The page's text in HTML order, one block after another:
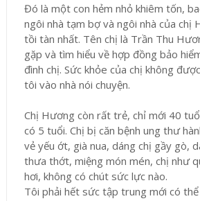
Đó là một con hẻm nhỏ khiêm tốn,
ngôi nhà tạm bợ và ngôi nhà của chị
tồi tàn nhất. Tên chị là Trần Thu
gặp và tìm hiểu về hợp đồng bảo
đình chị. Sức khỏe của chị không
tôi vào nhà nói chuyện.
Chị Hương còn rất trẻ, chỉ mới 40
có 5 tuổi. Chị bị căn bệnh ung thư
vẻ yếu ớt, già nua, dáng chị gầy gò,
thưa thớt, miệng món mén, chị như
hơi, không có chút sức lực nào.
Tôi phải hết sức tập trung mới có